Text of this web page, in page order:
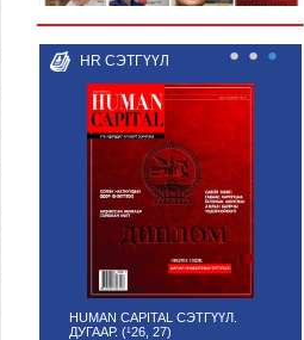
HR СЭТГҮҮЛ
HUMAN CAPITAL СЭТГҮҮЛ.
ДУГААР. (¹26, 27)
● ● ●